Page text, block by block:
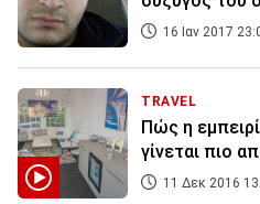
16 Ιαν 2017
TRAVEL
Πώς η
γίνεται πιο
11 Δεκ 2016